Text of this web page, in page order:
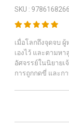
SKU :
เมื่อโลกถึงจุดจบ
เองไว้ และตามห
อัศจรรย์ในนิยายเ
การถูกกดขี่ และก